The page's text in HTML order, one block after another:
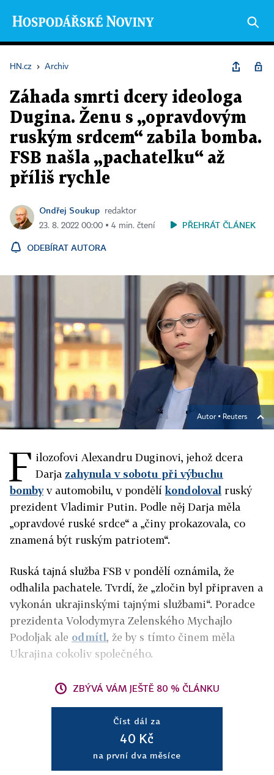
HN.cz › Archiv
Záhada smrti dcery ideologa
Dugina. Ženu s „opravdovým
ruským srdcem“ zabila bomba.
FSB našla „pachatelku“ až
příliš rychle
Ondřej Soukup
redaktor
23. 8. 2022 00:00 ▪ 4 min. čtení
PŘEHRÁT ČLÁNEK
ODEBÍRAT AUTORA
Autor ▪ Reuters
F ilozofovi Alexandru Duginovi, jehož dcera
Darja zahynula v sobotu při výbuchu
bombyv automobilu, v pondělíkondoloval ruský
prezident Vladimir Putin. Podle něj Darja měla
„opravdové ruské srdce“ a „činy prokazovala, co
znamená být ruským patriotem“.
Ruská tajná služba FSB v pondělí oznámila, že
odhalila pachatele. Tvrdí, že „zločin byl připraven a
vykonán ukrajinskými tajnými službami“. Poradce
prezidenta Volodymyra Zelenského Mychajlo
Podoljak ale odmítl, že by s tímto činem měla
Ukrajina cokoliv společného.
ZBÝVÁ VÁM JEŠTĚ 80 % ČLÁNKU
Číst dál za
40 Kč
na první dva měsíce